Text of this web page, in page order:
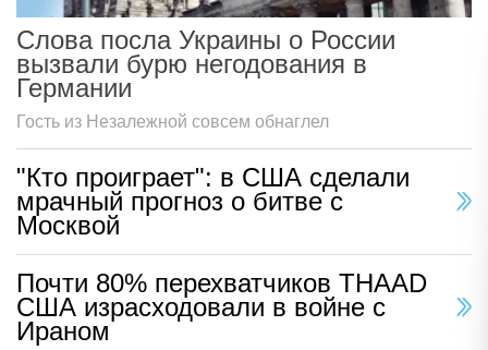
Слова посла Украины о России
вызвали бурю негодования в
Германии
Гость из Незалежной совсем обнаглел
"Кто проиграет": в США сделали
мрачный прогноз о битве с
Москвой
Почти 80% перехватчиков THAAD
США израсходовали в войне с
Ираном